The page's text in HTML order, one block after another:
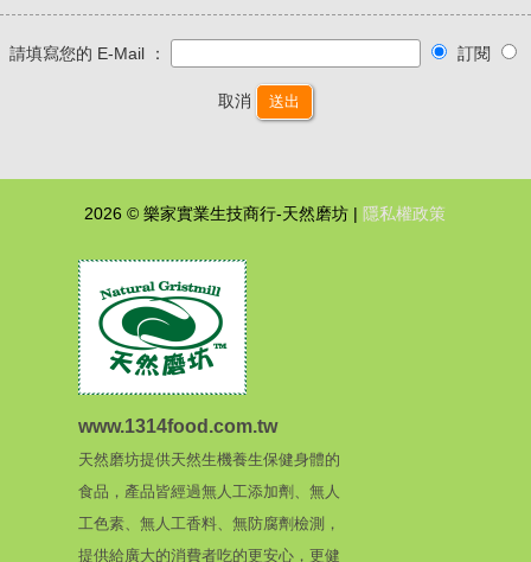
請填寫您的 E-Mail ： 訂閱
取消 送出
2026 © 樂家實業生技商行-天然磨坊 |隱私權政策
www.1314food.com.tw
天然磨坊提供天然生機養生保健身體的
食品，產品皆經過無人工添加劑、無人
工色素、無人工香料、無防腐劑檢測，
提供給廣大的消費者吃的更安心，更健